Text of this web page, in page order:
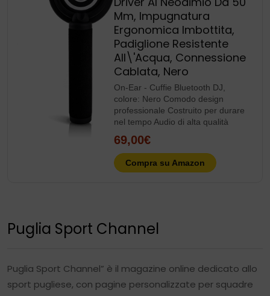
Mm, Impugnatura
Ergonomica Imbottita,
Padiglione Resistente
All\'Acqua, Connessione
Cablata, Nero
On-Ear - Cuffie Bluetooth DJ,
colore: Nero Comodo design
professionale Costruito per durare
nel tempo Audio di alta qualità
69,00€
Compra su Amazon
Puglia Sport Channel
Puglia Sport Channel” è il magazine online dedicato allo
sport pugliese, con pagine personalizzate per squadre